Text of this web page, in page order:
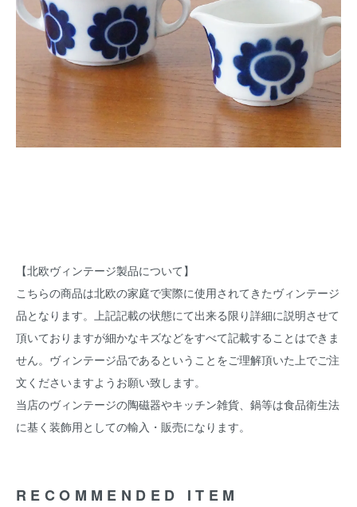
【北欧ヴィンテージ製品について】
こちらの商品は北欧の家庭で実際に使用されてきたヴィンテージ
品となります。上記記載の状態にて出来る限り詳細に説明させて
頂いておりますが細かなキズなどをすべて記載することはできま
せん。ヴィンテージ品であるということをご理解頂いた上でご注
文くださいますようお願い致します。
当店のヴィンテージの陶磁器やキッチン雑貨、鍋等は食品衛生法
に基く装飾用としての輸入・販売になります。
RECOMMENDED ITEM